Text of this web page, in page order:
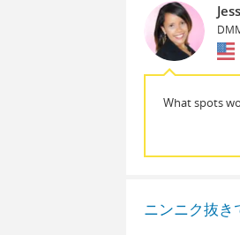
What spots
ニンニク抜き